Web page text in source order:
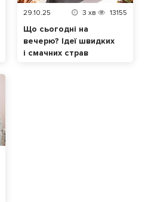
29.10.25 3 хв 13155
Що сьогодні на
вечерю? Ідеї швидких
і смачних страв